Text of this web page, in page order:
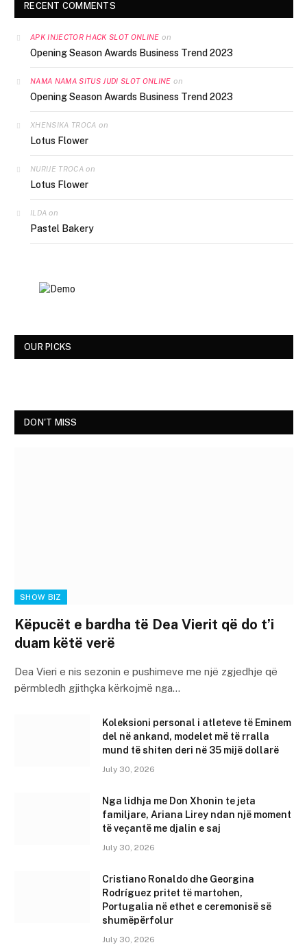
RECENT COMMENTS
APK INJECTOR HACK SLOT ONLINE on
Opening Season Awards Business Trend 2023
NAMA NAMA SITUS JUDI SLOT ONLINE on
Opening Season Awards Business Trend 2023
XHENSIKA TROCA on
Lotus Flower
NURIJE TROCAon
Lotus Flower
ILDA on
Pastel Bakery
OUR PICKS
DON'T MISS
SHOW BIZ
Këpucët e bardha të Dea Vierit që do t’i
duam këtë verë
Dea Vieri e nis sezonin e pushimeve me një zgjedhje që
përmbledh gjithçka kërkojmë nga…
Koleksioni personal i atleteve të Eminem
del në ankand, modelet më të rralla
mund të shiten deri në 35 mijë dollarë
July 30, 2026
Nga lidhja me Don Xhonin te jeta
familjare, Ariana Lirey ndan një moment
të veçantë me djalin e saj
July 30, 2026
Cristiano Ronaldo dhe Georgina
Rodríguez pritet të martohen,
Portugalia në ethet e ceremonisë së
shumëpërfolur
July 30, 2026